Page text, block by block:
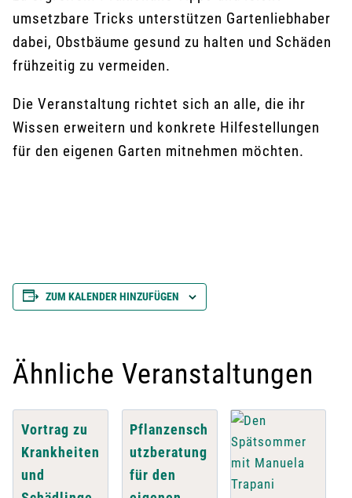
umsetzbare Tricks unterstützen Gartenliebhaber
dabei, Obstbäume gesund zu halten und Schäden
frühzeitig zu vermeiden.
Die Veranstaltung richtet sich an alle, die ihr
Wissen erweitern und konkrete Hilfestellungen
für den eigenen Garten mitnehmen möchten.
ZUM KALENDER HINZUFÜGEN
Ähnliche Veranstaltungen
Vortrag zu
Krankheiten
und
Pflanzensch
utzberatung
für den